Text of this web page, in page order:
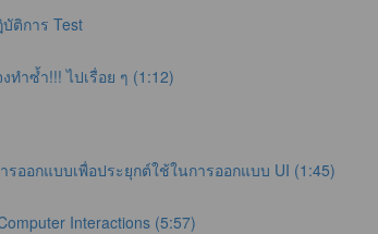
ติการ Test
ทำซ้ำ!!! ไปเรื่อย ๆ (1:12)
รออกแบบเพื่อประยุกต์ใช้ในการออกแบบ UI (1:45)
Interactions (5:57)